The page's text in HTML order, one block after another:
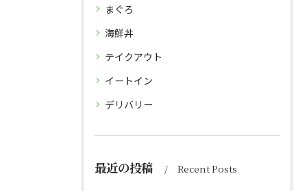
まぐろ
海鮮丼
テイクアウト
イートイン
デリバリー
最近の投稿 Recent Posts